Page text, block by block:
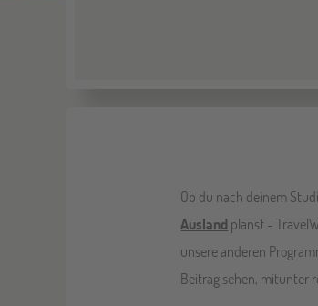
Ob du nach deinem
Ausland planst -
unsere anderen
Beitrag sehen, mitunter